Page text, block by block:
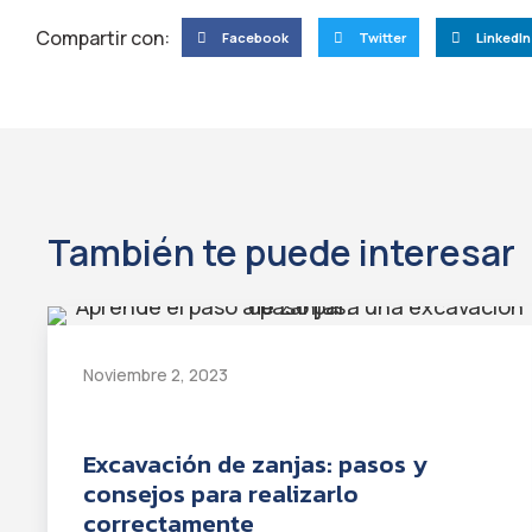
Compartir con: Facebook Twitter LinkedIn
También te puede interesar
Noviembre 2, 2023
Excavación de zanjas: pasos y
consejos para realizarlo
correctamente